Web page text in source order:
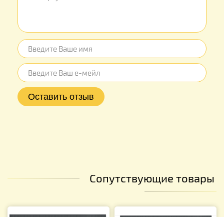
Сопутствующие товары